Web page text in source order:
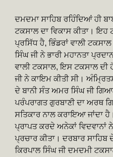
ਦਮਦਮਾ ਸਾਹਿਬ ਰਹਿੰਦਿਆਂ ਹੀ
ਟਕਸਾਲ ਦਾ ਵਿਕਾਸ ਕੀਤਾ। ਇਹ
ਪ੍ਰਸਿੱਧ ਹੈ, ਭਿੰਡਰਾਂ ਵਾਲੀ
ਸਿੰਘ ਜੀ ਨੇ ਭਾਰੀ ਮਹਾਨਤਾ
ਵਾਲੀ ਟਕਸਾਲ, ਇਸ ਟਕਸਾਲ ਦੀ
ਜੀ ਨੇ ਕਾਇਮ ਕੀਤੀ ਸੀ।
ਦੇ ਬਾਨੀ ਸੰਤ ਅਮਰ ਸਿੰਘ ਜੀ
ਪਰੰਪਰਾਗਤ ਗੁਰਬਾਣੀ ਦਾ ਅਰਥ
ਸਤਿਕਾਰ ਨਾਲ ਕਰਾਇਆ ਜਾਂਦਾ
ਪ੍ਰਾਪਤ ਕਰਦੇ ਅਨੇਕਾਂ ਵਿਦਵਾਨਾਂ
ਪ੍ਰਚਾਰ ਕੀਤਾ। ਦਰਬਾਰ ਸਾਹਿਬ
ਕਿਰਪਾਲ ਸਿੰਘ ਜੀ ਦਮਦਮੀ